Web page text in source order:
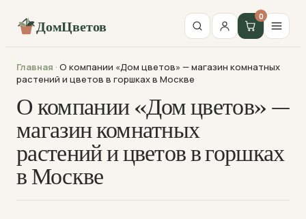
ДомЦветов
0
Главная · О компании «Дом цветов» — магазин комнатных
растений и цветов в горшках в Москве
О компании «Дом цветов» —
магазин комнатных
растений и цветов в горшках
в Москве